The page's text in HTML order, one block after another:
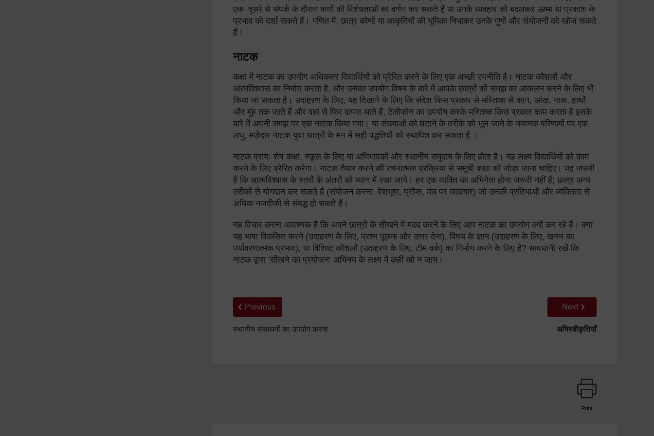
एक–दूसरे से संपर्क के दौरान कणों की विशेषताओं का वर्णन कर सकते हैं या उनके व्यवहार को बदलकर ऊष्मा या प्रकाश के
प्रभाव को दर्शा सकते हैं। गणित में, छात्र कोणों या आकृतियों की भूमिका निभाकर उनके गुणों और संयोजनों को खोज सकते
हैं।
नाटक
कक्षा में नाटक का उपयोग अधिकतर विद्यार्थियों को प्रेरित करने के लिए एक अच्छी रणनीति है। नाटक कौशलों और
आत्मविश्वास का निर्माण करता है, और उसका उपयोग विषय के बारे में आपके छात्रों की समझ का आकलन करने के लिए भी
किया जा सकता है। उदाहरण के लिए, यह दिखाने के लिए कि संदेश किस प्रकार से मस्तिष्क से कान, आंख, नाक, हाथों
और मुंह तक जाते हैं और वहां से फिर वापस आते हैं, टेलीफोन का उपयोग करके मस्तिष्क किस प्रकार काम करता है इसके
बारे में अपनी समझ पर एक नाटक किया गया। या संख्याओं को घटाने के तरीके को भूल जाने के भयानक परिणामों पर एक
लघु, मज़ेदार नाटक युवा छात्रों के मन में सही पद्धतियों को स्थापित कर सकता है ।
नाटक प्रायः शेष कक्षा, स्कूल के लिए या अभिभावकों और स्थानीय समुदाय के लिए होता है। यह लक्ष्य विद्यार्थियों को काम
करने के लिए प्रेरित करेगा। नाटक तैयार करने की रचनात्मक प्रक्रिया से समूची कक्षा को जोड़ा जाना चाहिए। यह जरूरी
है कि आत्मविश्वास के स्तरों के अंतरों को ध्यान में रखा जाये। हर एक व्यक्ति का अभिनेता होना जरूरी नहीं है; छात्र अन्य
तरीकों से योगदान कर सकते हैं (संयोजन करना, वेशभूषा, प्रॉप्स, मंच पर मददगार) जो उनकी प्रतिभाओं और व्यक्तित्व से
अधिक नजदीकी से संबद्ध हो सकते हैं।
यह विचार करना आवश्यक है कि अपने छात्रों के सीखने में मदद करने के लिए आप नाटक का उपयोग क्यों कर रहे हैं। क्या
यह भाषा विकसित करने (उदाहरण के लिए, प्रश्न पूछना और उत्तर देना), विषय के ज्ञान (उदाहरण के लिए, खनन का
पर्यावरणात्मक प्रभाव), या विशिष्ट कौशलों (उदाहरण के लिए, टीम वर्क) का निर्माण करने के लिए है? सावधानी रखें कि
नाटक द्वारा ’सीखने का प्रयोजन’ अभिनय के लक्ष्य में कहीं खो न जाय।
Back to previous page
Previous
स्थानीय संसाधनों का उपयोग करना
Go to next page
Next
अभिस्वीकृतियाँ
Print